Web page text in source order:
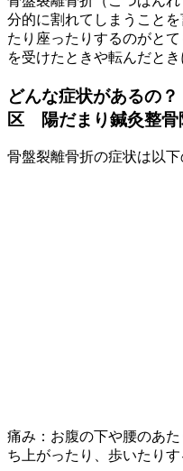
分的に割れてしまうこと
たり座ったりするのがと
を受けたときや転んだとき
どんな症状があるの
区 陽だまり鍼灸整骨
骨盤裂離骨折の症状は以下
痛み：お腹の下や腰のあ
ち上がったり、歩いたり